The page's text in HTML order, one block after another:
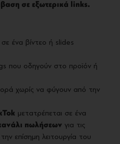
σε εξωτερικά links.
ένα βίντεο ή slides
που οδηγούν στο προϊόν ή
χωρίς να φύγουν από την
μετατρέπεται σε ένα
πωλήσεων για τις
επίσημη λειτουργία του